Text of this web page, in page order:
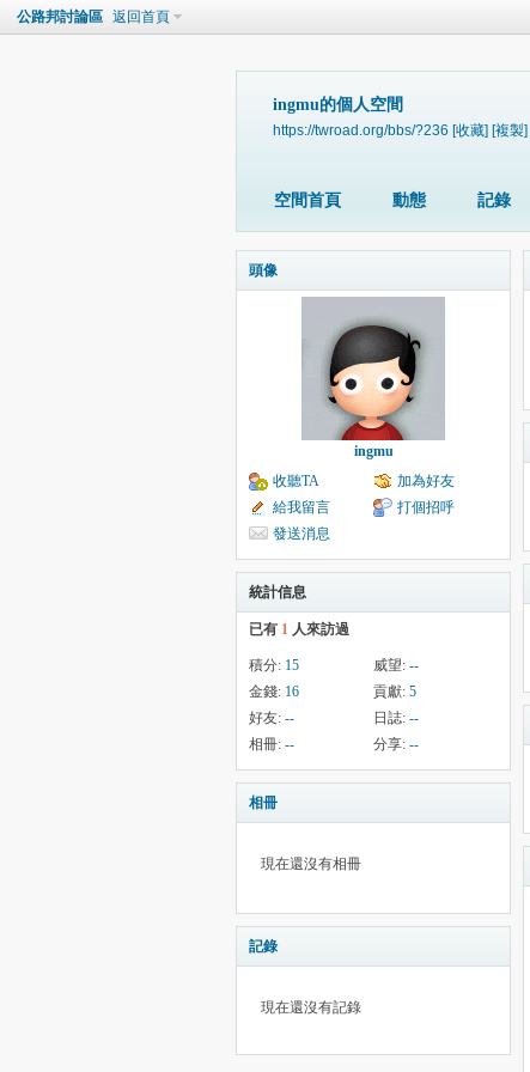
公路邦討論區 返回首頁
ingmu的個人空間
https://twroad.org/bbs/?236 [收藏] [複製]
空間首頁 動態 記錄
頭像
ingmu
收聽TA
加為好友
給我留言
打個招呼
發送消息
統計信息
已有 1 人來訪過
積分: 15 威望: --
金錢: 16 貢獻: 5
好友: -- 日誌: --
相冊: -- 分享: --
相冊
現在還沒有相冊
記錄
現在還沒有記錄